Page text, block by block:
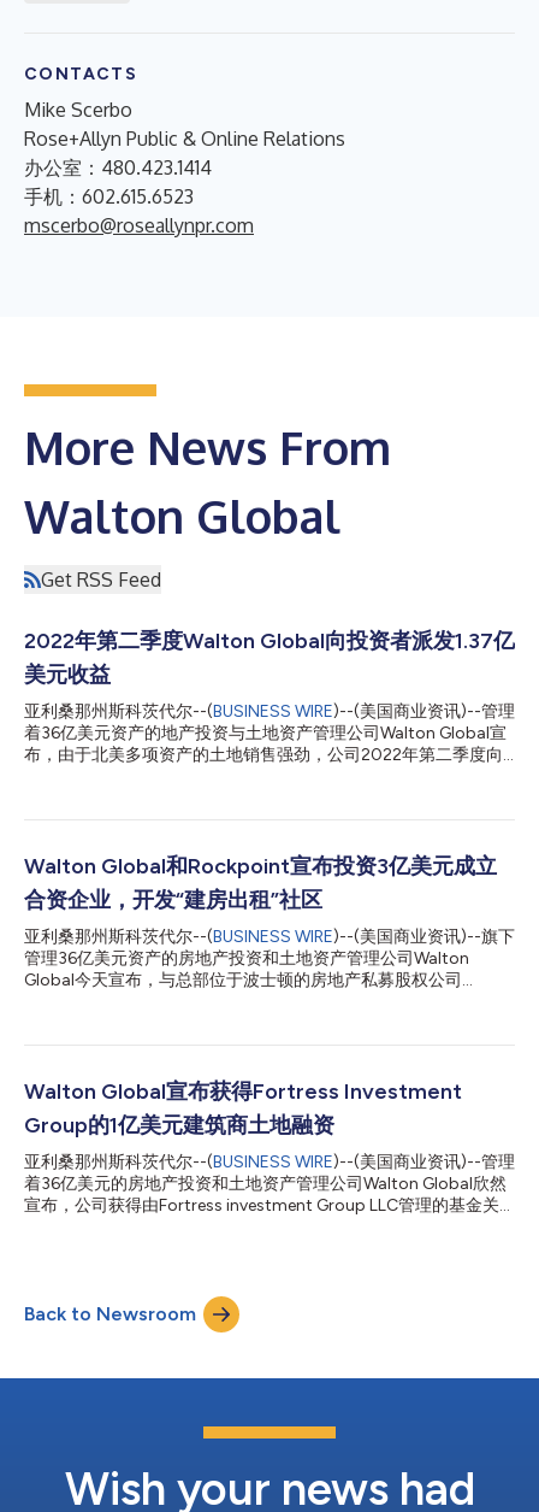
CONTACTS
Mike Scerbo
Rose+Allyn Public & Online Relations
办公室：480.423.1414
手机：602.615.6523
mscerbo@roseallynpr.com
More News From
Walton Global
Get RSS Feed
2022年第二季度Walton Global向投资者派发1.37亿
美元收益
亚利桑那州斯科茨代尔--(BUSINESS WIRE)--(美国商业资讯)--管理
着36亿美元资产的地产投资与土地资产管理公司Walton Global宣
布，由于北美多项资产的土地销售强劲，公司2022年第二季度向
Global首席运营官Kate Kaminski表示：“我们一直在精心打理美国
益派发，预计今年还有很多重要项目将会完成交易。” Walton的投
资者来自全球73个国家。本次派发的1.37亿美元是Walton投资结
构中的美国和加拿大资产的收益总和。 面向美国投资者派发的收
益超过8,900万美元，主要来自德克萨斯州两处大型地产的出售交
易，分别是占地1,215英亩的Kimberlin Heights和占地1,061英亩的
Elm Creek，以及科罗拉多州一处占地331英亩名为Piney Lake的地
产的出售交易。 加拿大投资者获得的派发收益近4,300万加元（约
Walton Global和Rockpoint宣布投资3亿美元成立
合资企业，开发“建房出租”社区
亚利桑那州斯科茨代尔--(BUSINESS WIRE)--(美国商业资讯)--旗下
管理36亿美元资产的房地产投资和土地资产管理公司Walton
Global今天宣布，与总部位于波士顿的房地产私募股权公司
租”(Build-to-Rent, BTR)业务线投资多达3亿美元，预计该业务线的
（包括“建房出租”社区和现有住宅的收购）拥有丰富的经验，专注
于美国特定增长市场上地段好的优质住房。 Walton的BTR平台于
2021年推出，目标是在需求较高的住宅和租赁市场提供新的住房
解决方案。该合资企业初期将专注于Walton现有总体规划中的目
标和全美逾8.1万英亩土地组合。 Walton Global首席执行官Bill
Doherty表示：“依托Walton在土地方面的经验和我们庞大的顶级
建筑商网络，以及Rockpoint为BTR领域带来的机构知识，合资企
Walton Global宣布获得Fortress Investment
Group的1亿美元建筑商土地融资
亚利桑那州斯科茨代尔--(BUSINESS WIRE)--(美国商业资讯)--管理
着36亿美元的房地产投资和土地资产管理公司Walton Global欣然
宣布，公司获得由Fortress investment Group LLC管理的基金关
示：“对于Walton来说，这是一项重要的交易，因为我们将继续支
持我们的房屋建筑合作伙伴解决住房短缺问题，这需要数年时间才
能解决。我们很高兴能够与Fortress合作，他们在美国住房市场上
们相信，即使面临潜在的经济放缓，住房需求仍将保持上升趋势。
建筑商网络创造令人满意的财务状况和利润。” 自从与Fortress展
开磋商以来，Walton一直在与一家领先的房屋建筑商积极合作，
Back to Newsroom
Wish your news had